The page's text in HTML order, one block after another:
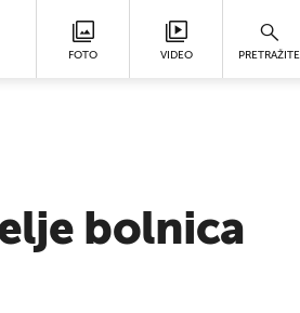
FOTO VIDEO PRETRAŽITE
bolnica